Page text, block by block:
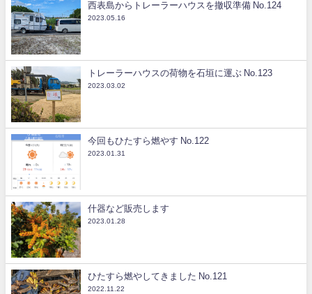
西表島からトレーラーハウスを撤収準備 No.124
2023.05.16
トレーラーハウスの荷物を石垣に運ぶ No.123
2023.03.02
今回もひたすら燃やす No.122
2023.01.31
什器など販売します
2023.01.28
ひたすら燃やしてきました No.121
2022.11.22